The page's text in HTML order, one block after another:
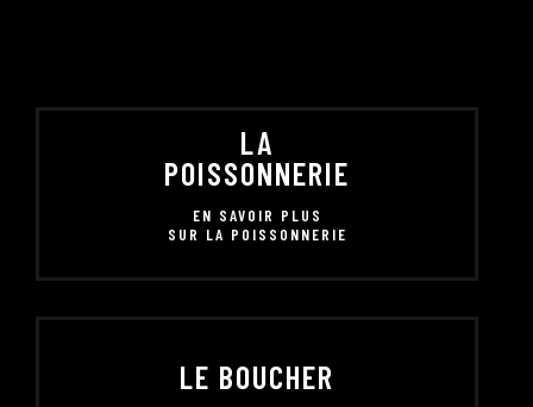
LA
POISSONNERIE
EN SAVOIR PLUS
SUR LA POISSONNERIE
LE BOUCHER